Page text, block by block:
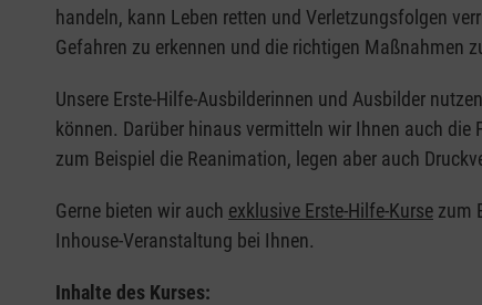
handeln, kann Leben retten und Verletzungsfolgen
Gefahren zu erkennen und die richtigen Maßnahmen
Unsere Erste-Hilfe-Ausbilderinnen und Ausbilder
können. Darüber hinaus vermitteln wir Ihnen auch
zum Beispiel die Reanimation, legen aber auch
Gerne bieten wir auch exklusive Erste-Hilfe-Kurse zum
Inhouse-Veranstaltung bei Ihnen.
Inhalte des Kurses: